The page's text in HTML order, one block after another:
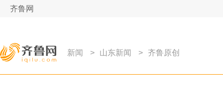
齐鲁网
新闻 > 山东新闻 > 齐鲁原创